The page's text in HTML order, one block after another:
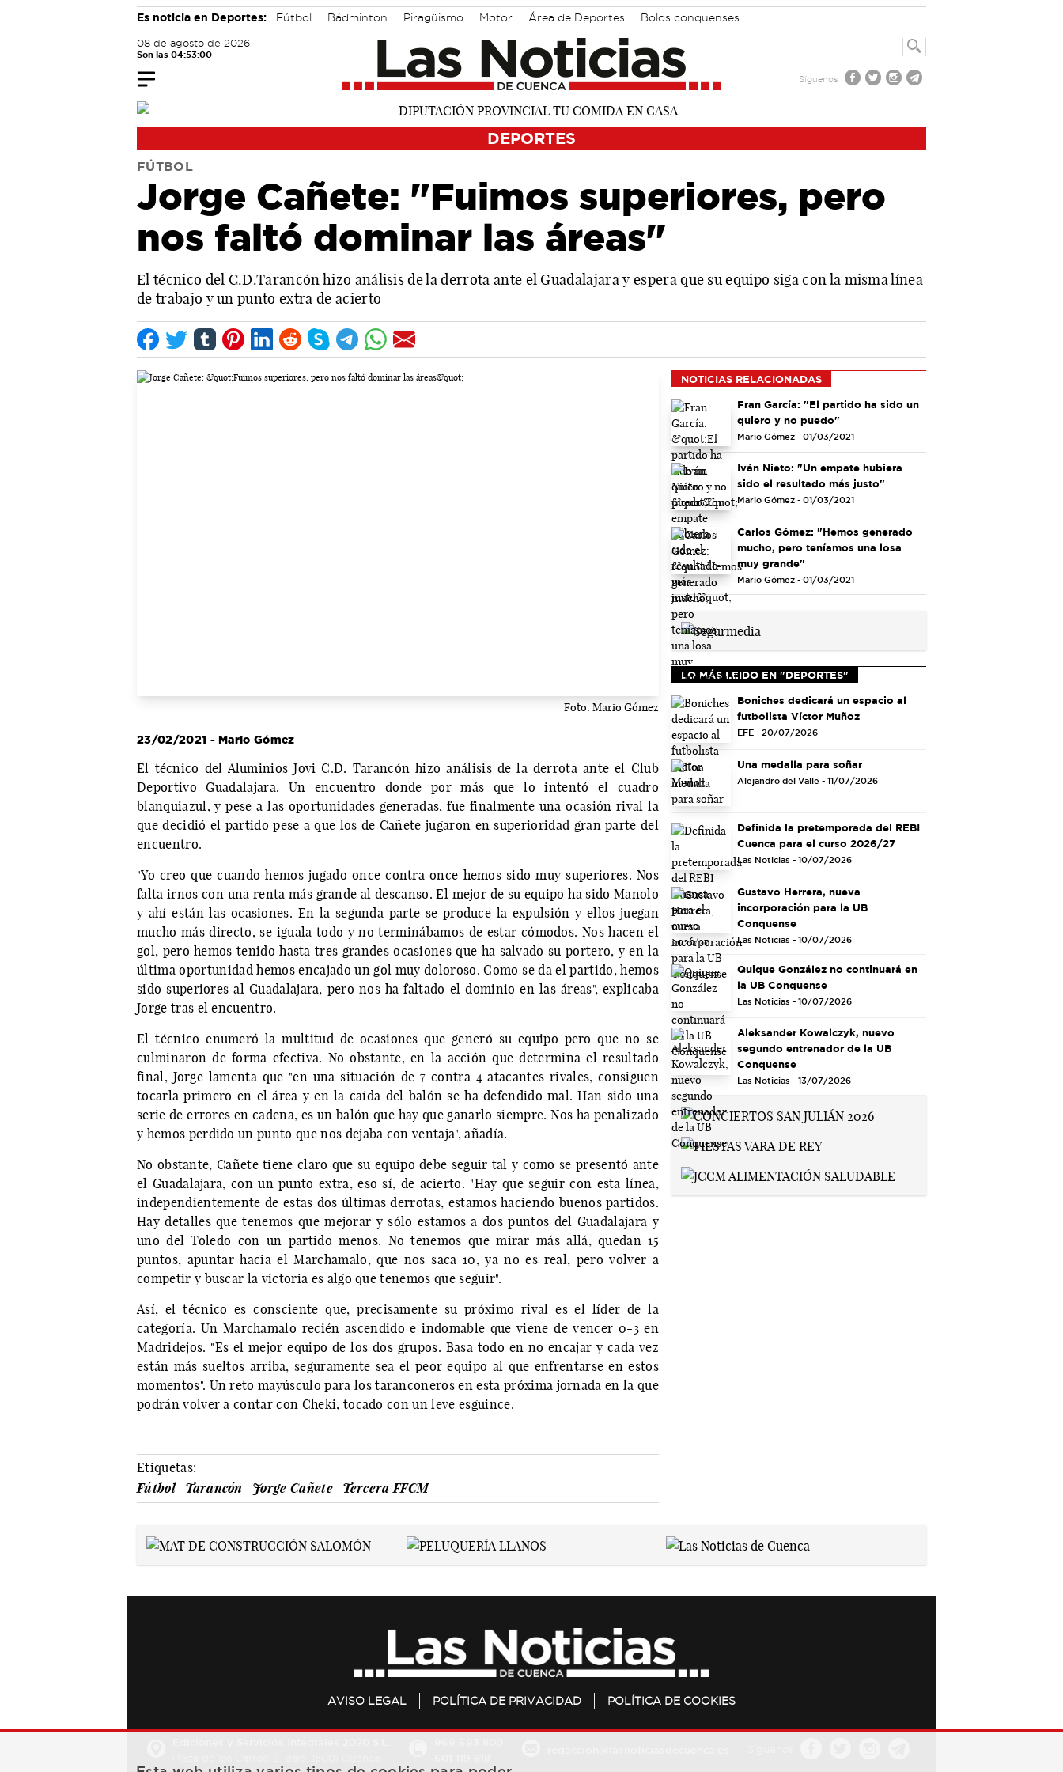
Es noticia en Deportes: Fútbol Bádminton Piragüismo Motor Área de Deportes Bolos conquenses
08 de agosto de 2026
Son las 04:53:01
Síguenos
DEPORTES
FÚTBOL
Jorge Cañete: "Fuimos superiores, pero
nos faltó dominar las áreas"
El técnico del C.D.Tarancón hizo análisis de la derrota ante el Guadalajara y espera que su equipo siga con la misma línea
de trabajo y un punto extra de acierto
Foto: Mario Gómez
23/02/2021 - Mario Gómez
El técnico del Aluminios Jovi C.D. Tarancón hizo análisis de la derrota ante el Club
Deportivo Guadalajara. Un encuentro donde por más que lo intentó el cuadro
blanquiazul, y pese a las oportunidades generadas, fue finalmente una ocasión rival la
que decidió el partido pese a que los de Cañete jugaron en superioridad gran parte del
encuentro.
"Yo creo que cuando hemos jugado once contra once hemos sido muy superiores. Nos
falta irnos con una renta más grande al descanso. El mejor de su equipo ha sido Manolo
y ahí están las ocasiones. En la segunda parte se produce la expulsión y ellos juegan
mucho más directo, se iguala todo y no terminábamos de estar cómodos. Nos hacen el
gol, pero hemos tenido hasta tres grandes ocasiones que ha salvado su portero, y en la
última oportunidad hemos encajado un gol muy doloroso. Como se da el partido, hemos
sido superiores al Guadalajara, pero nos ha faltado el dominio en las áreas", explicaba
Jorge tras el encuentro.
El técnico enumeró la multitud de ocasiones que generó su equipo pero que no se
culminaron de forma efectiva. No obstante, en la acción que determina el resultado
final, Jorge lamenta que "en una situación de 7 contra 4 atacantes rivales, consiguen
tocarla primero en el área y en la caída del balón se ha defendido mal. Han sido una
serie de errores en cadena, es un balón que hay que ganarlo siempre. Nos ha penalizado
y hemos perdido un punto que nos dejaba con ventaja", añadía.
No obstante, Cañete tiene claro que su equipo debe seguir tal y como se presentó ante
el Guadalajara, con un punto extra, eso sí, de acierto. "Hay que seguir con esta línea,
independientemente de estas dos últimas derrotas, estamos haciendo buenos partidos.
Hay detalles que tenemos que mejorar y sólo estamos a dos puntos del Guadalajara y
uno del Toledo con un partido menos. No tenemos que mirar más allá, quedan 15
puntos, apuntar hacia el Marchamalo, que nos saca 10, ya no es real, pero volver a
competir y buscar la victoria es algo que tenemos que seguir".
Así, el técnico es consciente que, precisamente su próximo rival es el líder de la
categoría. Un Marchamalo recién ascendido e indomable que viene de vencer 0-3 en
Madridejos. "Es el mejor equipo de los dos grupos. Basa todo en no encajar y cada vez
están más sueltos arriba, seguramente sea el peor equipo al que enfrentarse en estos
momentos". Un reto mayúsculo para los taranconeros en esta próxima jornada en la que
podrán volver a contar con Cheki, tocado con un leve esguince.
Etiquetas:
Fútbol
Tarancón Jorge Cañete Tercera FFCM
NOTICIAS RELACIONADAS
Fran García: "El partido ha sido un
quiero y no puedo"
Mario Gómez - 01/03/2021
Iván Nieto: "Un empate hubiera
sido el resultado más justo"
Mario Gómez - 01/03/2021
Carlos Gómez: "Hemos generado
mucho, pero teníamos una losa
muy grande"
Mario Gómez - 01/03/2021
LO MÁS LEIDO EN "DEPORTES"
Boniches dedicará un espacio al
futbolista Víctor Muñoz
EFE - 20/07/2026
Una medalla para soñar
Alejandro del Valle - 11/07/2026
Definida la pretemporada del REBI
Cuenca para el curso 2026/27
Las Noticias - 10/07/2026
Gustavo Herrera, nueva
incorporación para la UB
Conquense
Las Noticias - 10/07/2026
Quique González no continuará en
la UB Conquense
Las Noticias - 10/07/2026
Aleksander Kowalczyk, nuevo
segundo entrenador de la UB
Conquense
Las Noticias - 13/07/2026
AVISO LEGAL POLÍTICA DE PRIVACIDAD POLÍTICA DE COOKIES